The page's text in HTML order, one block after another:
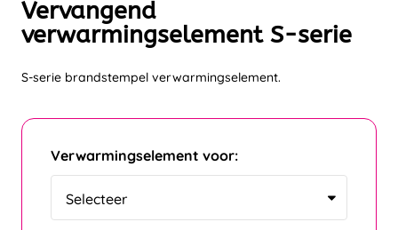
Vervangend
verwarmingselement S-serie
S-serie brandstempel verwarmingselement.
Verwarmingselement voor: